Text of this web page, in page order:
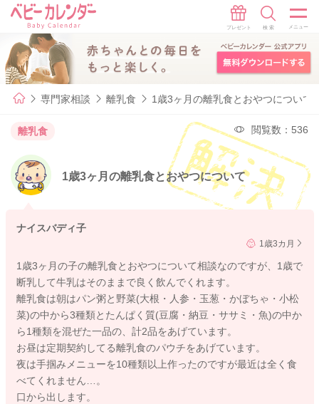
専門家相談 離乳食 1歳3ヶ月の離乳食とおやつについて
離乳食 閲覧数：536
1歳3ヶ月の離乳食とおやつについて
ナイスバディ子
1歳3カ月
1歳3ヶ月の子の離乳食とおやつについて相談なのですが、1歳で
断乳して牛乳はそのままで良く飲んでくれます。
離乳食は朝はパン粥と野菜(大根・人参・玉葱・かぼちゃ・小松
菜)の中から3種類とたんぱく質(豆腐・納豆・ササミ・魚)の中か
ら1種類を混ぜた一品の、計2品をあげています。
お昼は定期契約してる離乳食のパウチをあげています。
夜は手掴みメニューを10種類以上作ったのですが最近は全く食
べてくれません…。
口から出します。